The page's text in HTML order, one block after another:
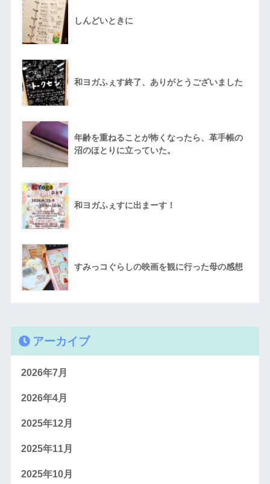
しんどいときに
和ヨガふぇす終了、ありがとうございました
年齢を重ねることが怖くなったら、革手帳の
沼のほとりに立っていた。
和ヨガふぇすに出まーす！
すみっコぐらしの映画を観に行った母の感想
アーカイブ
2026年7月
2026年4月
2025年12月
2025年11月
2025年10月